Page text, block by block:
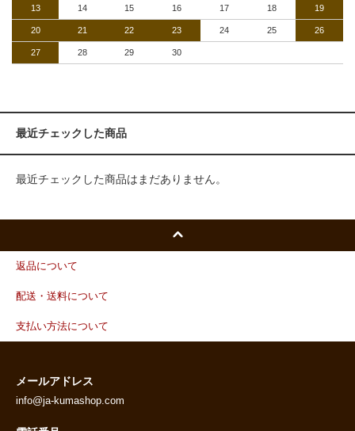
13 14 15 16 17 18 19
20 21 22 23 24 25 26
27 28 29 30
最近チェックした商品
最近チェックした商品はまだありません。
返品について
配送・送料について
支払い方法について
メールアドレス
info@ja-kumashop.com